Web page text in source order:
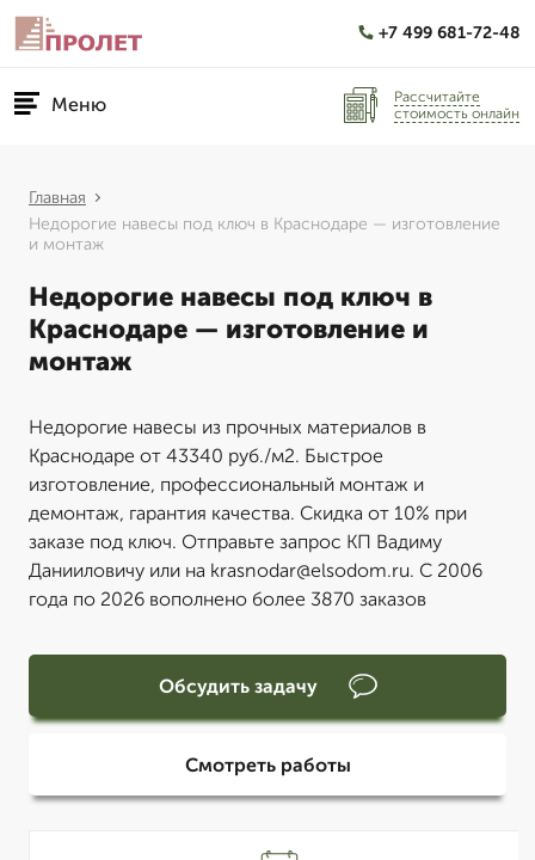
+7 499 681-72-48
Меню
Рассчитайте
стоимость онлайн
Главная
Недорогие навесы под ключ в Краснодаре — изготовление
и монтаж
Недорогие навесы под ключ в
Краснодаре — изготовление и
монтаж
Недорогие навесы из прочных материалов в
Краснодаре от 43340 руб./м2. Быстрое
изготовление, профессиональный монтаж и
демонтаж, гарантия качества. Скидка от 10% при
заказе под ключ. Отправьте запрос КП Вадиму
Данииловичу или на krasnodar@elsodom.ru. С 2006
года по 2026 вополнено более 3870 заказов
Обсудить задачу
Смотреть работы